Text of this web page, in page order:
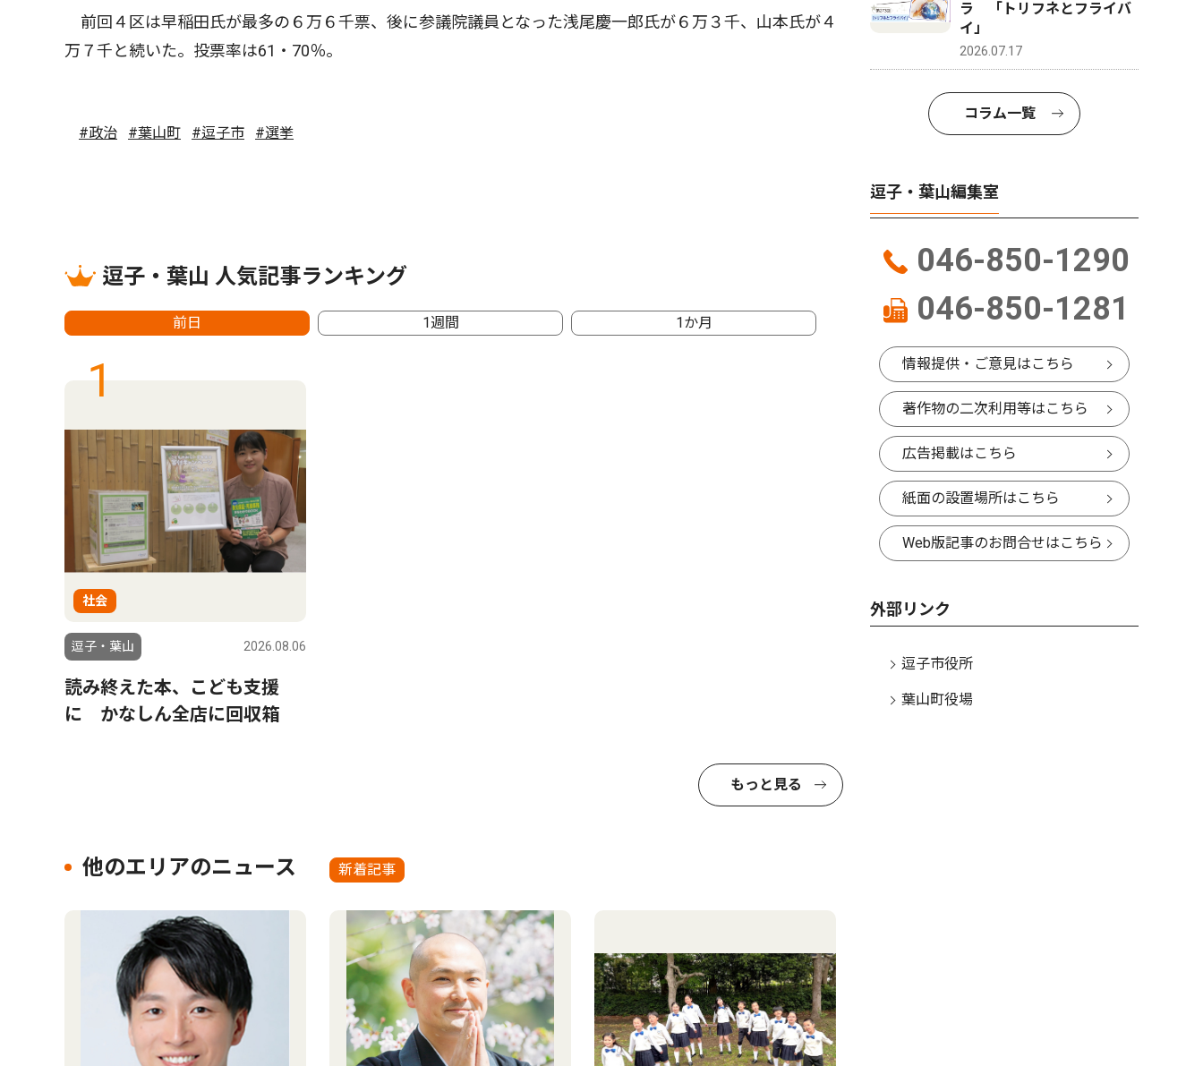
前回４区は早稲田氏が最多の６万６千票、後に参議院議員となった浅尾慶一郎氏が６万３千、山本氏が４
万７千と続いた。投票率は61・70％。
#政治 #葉山町 #逗子市 #選挙
逗子・葉山 人気記事ランキング
前日 1週間 1か月
1
社会
逗子・葉山 2026.08.06
読み終えた本、こども支援
に かなしん全店に回収箱
もっと見る
他のエリアのニュース 新着記事
ラ 「トリフネとフライバ
イ」
2026.07.17
コラム一覧
逗子・葉山編集室
046-850-1290
046-850-1281
情報提供・ご意見はこちら
著作物の二次利用等はこちら
広告掲載はこちら
紙面の設置場所はこちら
Web版記事のお問合せはこちら
外部リンク
逗子市役所
葉山町役場